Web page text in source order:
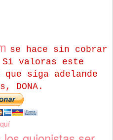
se hace sin cobrar
valoras este
que siga adelande
DONA.